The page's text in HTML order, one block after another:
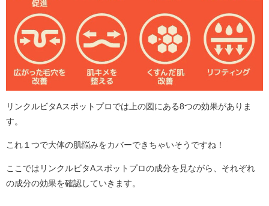
リンクルビタAスポットプロでは上の図にある8つの効果がありま
す。
これ１つで大体の肌悩みをカバーできちゃいそうですね！
ここではリンクルビタAスポットプロの成分を見ながら、それぞれ
の成分の効果を確認していきます。